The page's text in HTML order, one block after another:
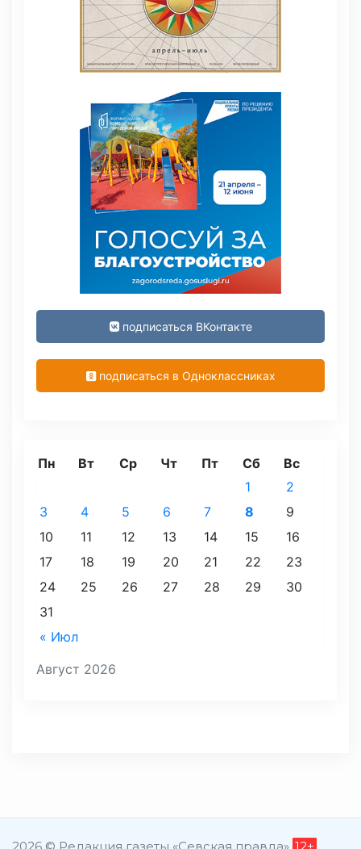
подписаться ВКонтакте
подписаться в Одноклассниках
Август 2026
Пн Вт Ср Чт Пт Сб Вс
« Июл
1
2
3
4 5 6 7 8
9
10
11 12 13 14 15
16
17
18 19 20 21 22
23
24
25 26 27 28 29
30
31